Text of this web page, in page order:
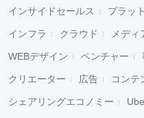
インサイドセールス プラッ
インフラ クラウド メディ
WEBデザイン ベンチャー
クリエーター 広告 コンテ
シェアリングエコノミー